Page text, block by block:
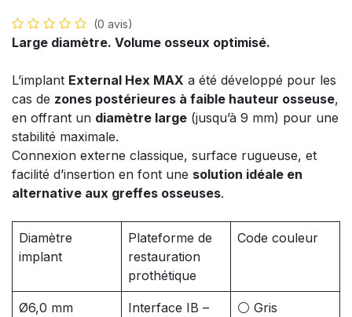
(0 avis)
Large diamètre. Volume osseux optimisé.
L’implant External Hex MAX a été développé pour les
cas de zones postérieures à faible hauteur osseuse,
en offrant un diamètre large (jusqu’à 9 mm) pour une
stabilité maximale.
Connexion externe classique, surface rugueuse, et
facilité d’insertion en font une solution idéale en
alternative aux greffes osseuses.
Diamètre
implant
Plateforme de
restauration
prothétique
Code couleur
Ø6,0 mm
Interface IB –
⚪ Gris